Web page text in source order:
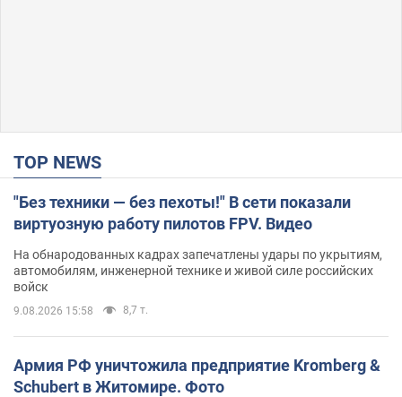
TOP NEWS
"Без техники — без пехоты!" В сети показали
виртуозную работу пилотов FPV. Видео
На обнародованных кадрах запечатлены удары по укрытиям,
автомобилям, инженерной технике и живой силе российских
войск
9.08.2026 15:58 8,7 т.
Армия РФ уничтожила предприятие Kromberg &
Schubert в Житомире. Фото